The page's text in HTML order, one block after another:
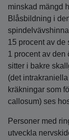
minskad mängd
Blåsbildning i
15 procent av de
1 procent av den
sitter i bakre
(det
kräkningar som
callosum) ses
Personer med
utveckla